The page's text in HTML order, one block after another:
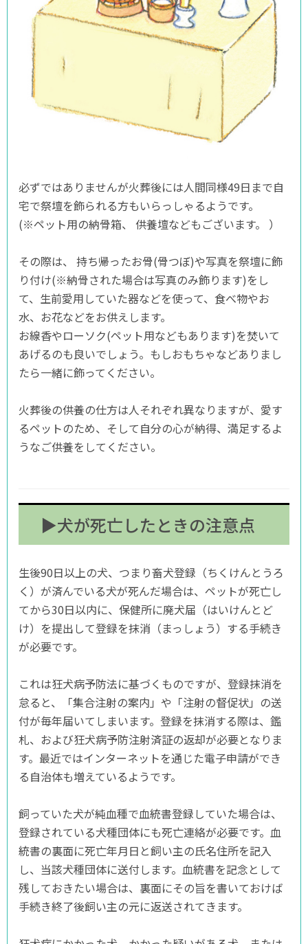
必ずではありませんが火葬後には人間同様49日まで自
宅で祭壇を飾られる方もいらっしゃるようです。
(※ペット用の納骨箱、 供養壇などもございます。 ）
その際は、 持ち帰ったお骨(骨つぼ)や写真を祭壇に飾
り付け(※納骨された場合は写真のみ飾ります)をし
て、生前愛用していた器などを使って、食べ物やお
水、お花などをお供えします。
お線香やローソク(ペット用などもあります)を焚いて
あげるのも良いでしょう。もしおもちゃなどありまし
たら一緒に飾ってください。
火葬後の供養の仕方は人それぞれ異なりますが、愛す
るペットのため、そして自分の心が納得、満足するよ
うなご供養をしてください。
▶犬が死亡したときの注意点
生後90日以上の犬、つまり畜犬登録（ちくけんとうろ
く）が済んでいる犬が死んだ場合は、ペットが死亡し
てから30日以内に、保健所に廃犬届（はいけんとど
け）を提出して登録を抹消（まっしょう）する手続き
が必要です。
これは狂犬病予防法に基づくものですが、登録抹消を
怠ると、「集合注射の案内」や「注射の督促状」の送
付が毎年届いてしまいます。登録を抹消する際は、鑑
札、および狂犬病予防注射済証の返却が必要となりま
す。最近ではインターネットを通じた電子申請ができ
る自治体も増えているようです。
飼っていた犬が純血種で血統書登録していた場合は、
登録されている犬種団体にも死亡連絡が必要です。血
統書の裏面に死亡年月日と飼い主の氏名住所を記入
し、当該犬種団体に送付します。血統書を記念として
残しておきたい場合は、裏面にその旨を書いておけば
手続き終了後飼い主の元に返送されてきます。